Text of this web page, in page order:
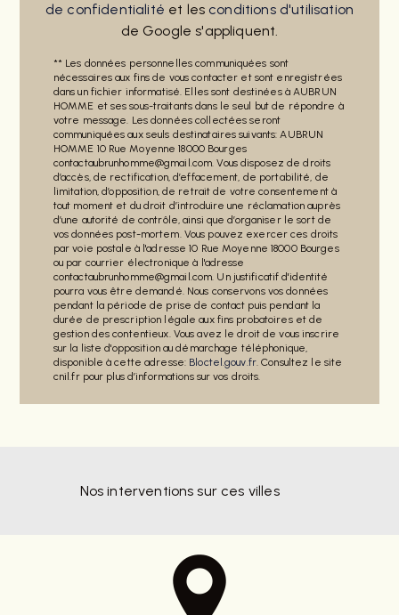
de confidentialité et les conditions d'utilisation
de Google s'appliquent.
** Les données personnelles communiquées sont
nécessaires aux fins de vous contacter et sont enregistrées
dans un fichier informatisé. Elles sont destinées à AUBRUN
HOMME et ses sous-traitants dans le seul but de répondre à
votre message. Les données collectées seront
communiquées aux seuls destinataires suivants: AUBRUN
HOMME 10 Rue Moyenne 18000 Bourges
contactaubrunhomme@gmail.com. Vous disposez de droits
d’accès, de rectification, d’effacement, de portabilité, de
limitation, d’opposition, de retrait de votre consentement à
tout moment et du droit d’introduire une réclamation auprès
d’une autorité de contrôle, ainsi que d’organiser le sort de
vos données post-mortem. Vous pouvez exercer ces droits
par voie postale à l'adresse 10 Rue Moyenne 18000 Bourges
ou par courrier électronique à l'adresse
contactaubrunhomme@gmail.com. Un justificatif d'identité
pourra vous être demandé. Nous conservons vos données
pendant la période de prise de contact puis pendant la
durée de prescription légale aux fins probatoires et de
gestion des contentieux. Vous avez le droit de vous inscrire
sur la liste d'opposition au démarchage téléphonique,
disponible à cette adresse: Bloctel.gouv.fr. Consultez le site
cnil.fr pour plus d’informations sur vos droits.
Nos interventions sur ces villes